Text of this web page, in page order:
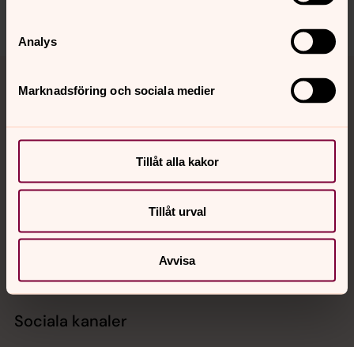
Analys
Marknadsföring och sociala medier
Tillåt alla kakor
Tillåt urval
Avvisa
Kontakt
Sociala kanaler